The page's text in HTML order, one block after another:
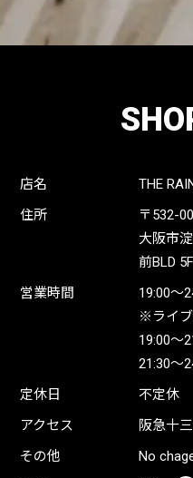
店名
THE
住所
〒532-
大阪市
前BLD 5F
営業時間
19:00〜
※ライ
19:00〜
21:30〜
定休日
不定休
アクセス
阪急十
その他
No